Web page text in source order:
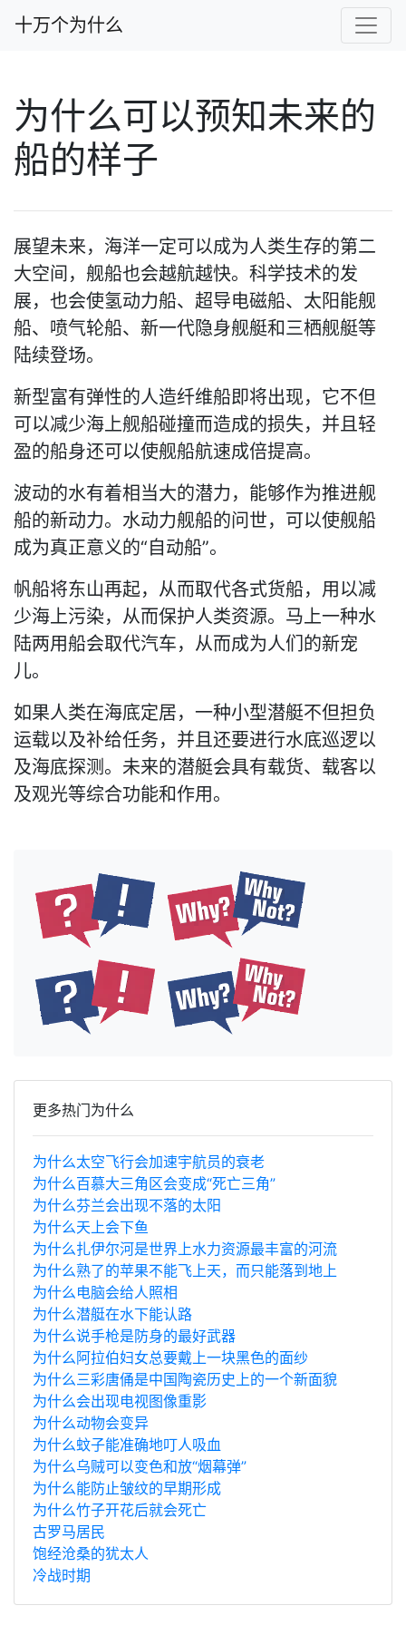
十万个为什么
为什么可以预知未来的
船的样子
展望未来，海洋一定可以成为人类生存的第二
大空间，舰船也会越航越快。科学技术的发
展，也会使氢动力船、超导电磁船、太阳能舰
船、喷气轮船、新一代隐身舰艇和三栖舰艇等
陆续登场。
新型富有弹性的人造纤维船即将出现，它不但
可以减少海上舰船碰撞而造成的损失，并且轻
盈的船身还可以使舰船航速成倍提高。
波动的水有着相当大的潜力，能够作为推进舰
船的新动力。水动力舰船的问世，可以使舰船
成为真正意义的“自动船”。
帆船将东山再起，从而取代各式货船，用以减
少海上污染，从而保护人类资源。马上一种水
陆两用船会取代汽车，从而成为人们的新宠
儿。
如果人类在海底定居，一种小型潜艇不但担负
运载以及补给任务，并且还要进行水底巡逻以
及海底探测。未来的潜艇会具有载货、载客以
及观光等综合功能和作用。
更多热门为什么
为什么太空飞行会加速宇航员的衰老
为什么百慕大三角区会变成“死亡三角”
为什么芬兰会出现不落的太阳
为什么天上会下鱼
为什么扎伊尔河是世界上水力资源最丰富的河流
为什么熟了的苹果不能飞上天，而只能落到地上
为什么电脑会给人照相
为什么潜艇在水下能认路
为什么说手枪是防身的最好武器
为什么阿拉伯妇女总要戴上一块黑色的面纱
为什么三彩唐俑是中国陶瓷历史上的一个新面貌
为什么会出现电视图像重影
为什么动物会变异
为什么蚊子能准确地叮人吸血
为什么乌贼可以变色和放“烟幕弹”
为什么能防止皱纹的早期形成
为什么竹子开花后就会死亡
古罗马居民
饱经沧桑的犹太人
冷战时期